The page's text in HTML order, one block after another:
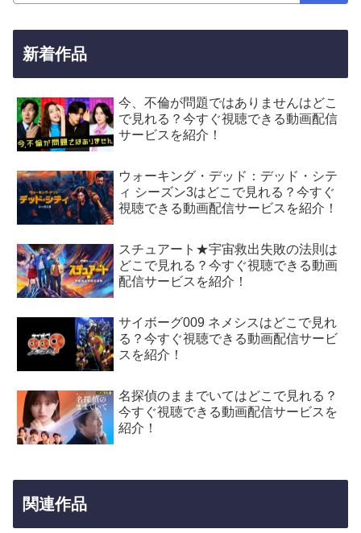
新着作品
今、不倫が問題ではありませんはどこ
で見れる？今すぐ視聴できる動画配信
サービスを紹介！
ウォーキング・デッド：デッド・シテ
ィ シーズン3はどこで見れる？今すぐ
視聴できる動画配信サービスを紹介！
スチュアート★宇宙救出失敗の法則は
どこで見れる？今すぐ視聴できる動画
配信サービスを紹介！
サイボーグ009 ネメシスはどこで見れ
る？今すぐ視聴できる動画配信サービ
スを紹介！
名探偵のままでいてはどこで見れる？
今すぐ視聴できる動画配信サービスを
紹介！
関連作品